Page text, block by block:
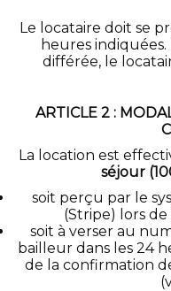
Le locataire doit se
heures
différée, le
ARTICLE 2 :
La location est
séjour
soit perçu par le
(Stripe) lors
soit à verser au
bailleur dans les 24
de la confirmation